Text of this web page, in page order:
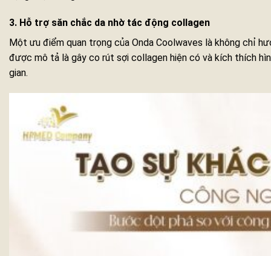
3. Hỗ trợ săn chắc da nhờ tác động collagen
Một ưu điểm quan trọng của Onda Coolwaves là không chỉ
được mô tả là gây co rút sợi collagen hiện có và kích thích
gian.